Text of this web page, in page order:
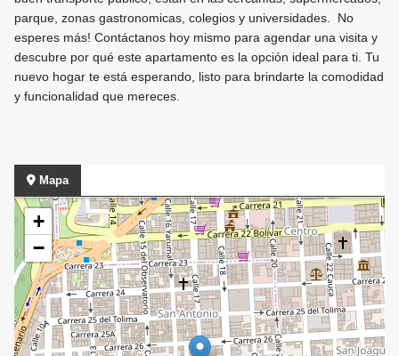
parque, zonas gastronomicas, colegios y universidades. No
esperes más! Contáctanos hoy mismo para agendar una visita y
descubre por qué este apartamento es la opción ideal para ti. Tu
nuevo hogar te está esperando, listo para brindarte la comodidad
y funcionalidad que mereces.
Mapa
+
−